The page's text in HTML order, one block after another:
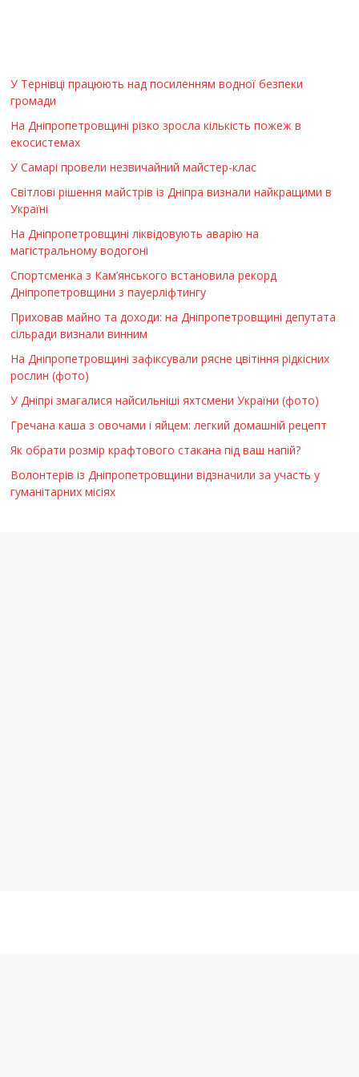
У Тернівці працюють над посиленням водної безпеки
громади
На Дніпропетровщині різко зросла кількість пожеж в
екосистемах
У Самарі провели незвичайний майстер-клас
Світлові рішення майстрів із Дніпра визнали найкращими в
Україні
На Дніпропетровщині ліквідовують аварію на
магістральному водогоні
Спортсменка з Кам’янського встановила рекорд
Дніпропетровщини з пауерліфтингу
Приховав майно та доходи: на Дніпропетровщині депутата
сільради визнали винним
На Дніпропетровщині зафіксували рясне цвітіння рідкісних
рослин (фото)
У Дніпрі змагалися найсильніші яхтсмени України (фото)
Гречана каша з овочами і яйцем: легкий домашній рецепт
Як обрати розмір крафтового стакана під ваш напій?
Волонтерів із Дніпропетровщини відзначили за участь у
гуманітарних місіях